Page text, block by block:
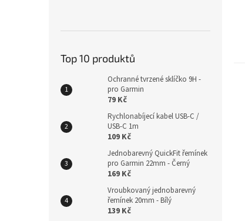
Top 10 produktů
Ochranné tvrzené sklíčko 9H -
pro Garmin
79 Kč
Rychlonabíjecí kabel USB-C /
USB-C 1m
109 Kč
Jednobarevný QuickFit řemínek
pro Garmin 22mm - Černý
169 Kč
Vroubkovaný jednobarevný
řemínek 20mm - Bílý
139 Kč